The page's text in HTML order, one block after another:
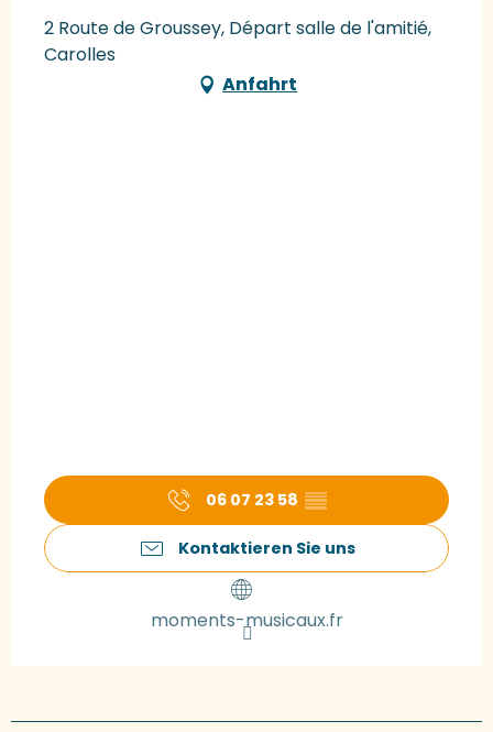
2 Route de Groussey, Départ salle de l'amitié,
Carolles
Anfahrt
06 07 23 58 ▒▒
Kontaktieren Sie uns
moments-musicaux.fr